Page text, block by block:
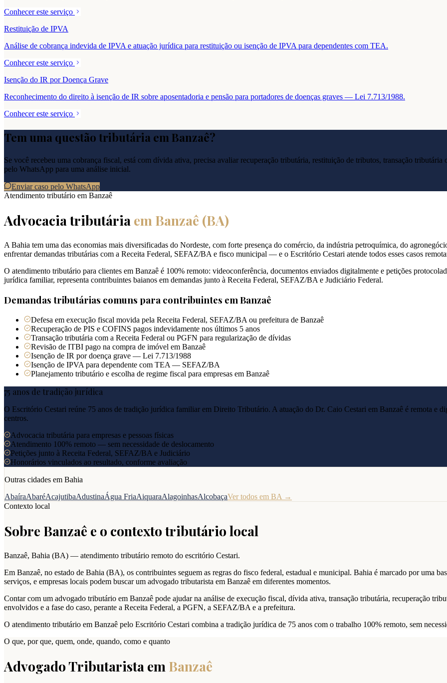
Conhecer este serviço
Restituição de IPVA
Análise de cobrança indevida de IPVA e atuação jurídica para restituição ou isenção de IPVA para dependentes com TEA.
Conhecer este serviço
Isenção do IR por Doença Grave
Reconhecimento do direito à isenção de IR sobre aposentadoria e pensão para portadores de doenças graves — Lei 7.713/1988.
Conhecer este serviço
Tem uma questão tributária em Banzaê?
Se você recebeu uma cobrança fiscal, está com dívida ativa, precisa avaliar recuperação tributária, restituição de tributos, transação tributária
pelo WhatsApp para uma análise inicial.
Enviar caso pelo WhatsApp
Atendimento tributário em Banzaê
Advocacia tributáriaemBanzaê (BA)
A Bahia tem uma das economias mais diversificadas do Nordeste, com forte presença do comércio, da indústria petroquímica, do
enfrentar demandas tributárias com a Receita Federal, SEFAZ/BA e fisco municipal — e o Escritório Cestari atende todos esses casos
O atendimento tributário para clientes em Banzaê é 100% remoto: videoconferência, documentos enviados digitalmente e petições
jurídica familiar, representa contribuintes baianos em demandas junto à Receita Federal, SEFAZ/BA e Judiciário Federal.
Demandas tributárias comuns para contribuintes emBanzaê
Defesa em execução fiscal movida pela Receita Federal, SEFAZ/BA ou prefeitura de Banzaê
Recuperação de PIS e COFINS pagos indevidamente nos últimos 5 anos
Transação tributária com a Receita Federal ou PGFN para regularização de dívidas
Revisão de ITBI pago na compra de imóvel em Banzaê
Isenção de IR por doença grave — Lei 7.713/1988
Isenção de IPVA para dependente com TEA — SEFAZ/BA
Planejamento tributário e escolha de regime fiscal para empresas em Banzaê
75 anos de tradição jurídica
O Escritório Cestari reúne 75 anos de tradição jurídica familiar em Direito Tributário. A atuação do Dr. Caio Cestari em Banzaê é remota e
centros.
Advocacia tributária para empresas e pessoas físicas
Atendimento 100% remoto — sem necessidade de deslocamento
Petições junto à Receita Federal, SEFAZ/BA e Judiciário
Honorários vinculados ao resultado, conforme avaliação
Outras cidades em Bahia
AbaíraAbaréAcajutibaAdustinaÁgua FriaAiquaraAlagoinhasAlcobaçaVer todos em BA →
Contexto local
Sobre Banzaê e o contexto tributário local
Banzaê, Bahia (BA) — atendimento tributário remoto do escritório Cestari.
Em Banzaê, no estado de Bahia (BA), os contribuintes seguem as regras do fisco federal, estadual e municipal. Bahia é marcado por uma
serviços, e empresas locais podem buscar um advogado tributarista em Banzaê em diferentes momentos.
Contar com um advogado tributário em Banzaê pode ajudar na análise de execução fiscal, dívida ativa, transação tributária, recuperação
envolvidos e a fase do caso, perante a Receita Federal, a PGFN, a SEFAZ/BA e a prefeitura.
O atendimento tributário em Banzaê pelo Escritório Cestari combina a tradição jurídica de 75 anos com o trabalho 100% remoto, sem
O que, por que, quem, onde, quando, como e quanto
Advogado Tributarista em Banzaê